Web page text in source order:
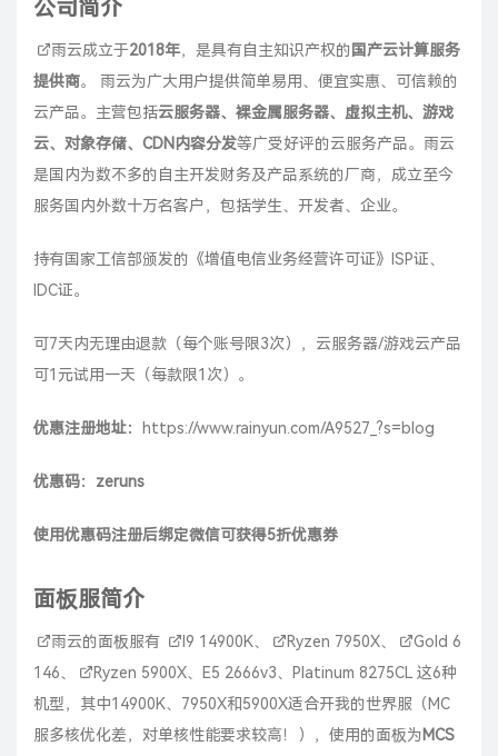
公司简介
雨云成立于2018年，是具有自主知识产权的 国产云计算服务
提供商。 雨云为广大用户提供简单易用、便宜实惠、可信赖的
云产品。主营包括云服务器、裸金属服务器、虚拟主机、游戏
云、对象存储、CDN内容分发等广受好评的云服务产品。雨云
是国内为数不多的自主开发财务及产品系统的厂商，成立至今
服务国内外数十万名客户，包括学生、开发者、企业。
持有国家工信部颁发的《增值电信业务经营许可证》ISP证、
IDC证。
可7天内无理由退款（每个账号限3次），云服务器/游戏云产品
可1元试用一天（每款限1次）。
优惠注册地址： https://www.rainyun.com/A9527_?s=blog
优惠码：zeruns
使用优惠码注册后绑定微信可获得5折优惠券
面板服简介
雨云的面板服有 I9 14900K、 Ryzen 7950X、
Gold 6
146、 Ryzen 5900X、E5 2666v3、Platinum 8275CL 这6种
机型，其中14900K、7950X和5900X适合开我的世界服（MC
服多核优化差，对单核性能要求较高！），使用的面板为MCS